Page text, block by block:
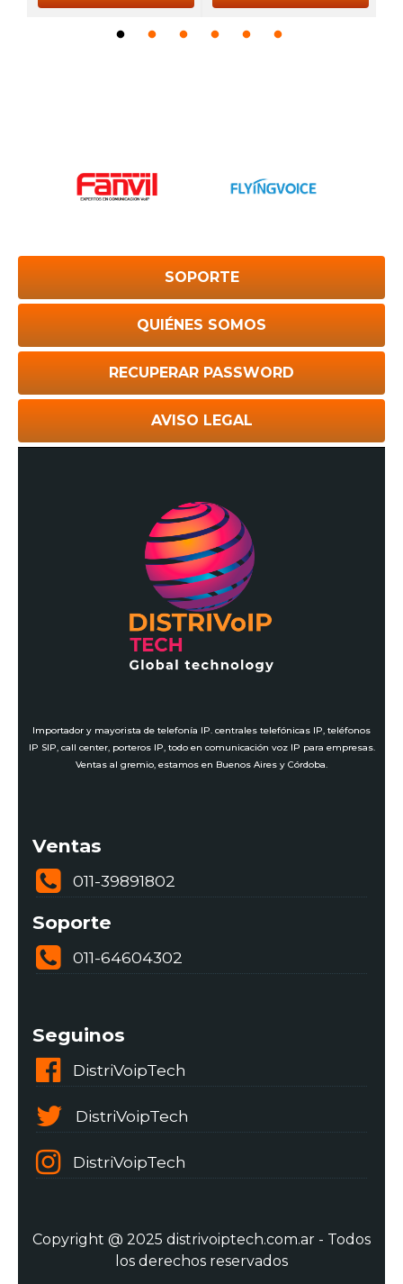
SOPORTE
QUIÉNES SOMOS
RECUPERAR PASSWORD
AVISO LEGAL
Importador y mayorista de telefonía IP. centrales telefónicas IP, teléfonos
IP SIP, call center, porteros IP, todo en comunicación voz IP para empresas.
Ventas al gremio, estamos en Buenos Aires y Córdoba.
Ventas
011-39891802
Soporte
011-64604302
Seguinos
DistriVoipTech
DistriVoipTech
DistriVoipTech
Copyright @ 2025 distrivoiptech.com.ar - Todos
los derechos reservados